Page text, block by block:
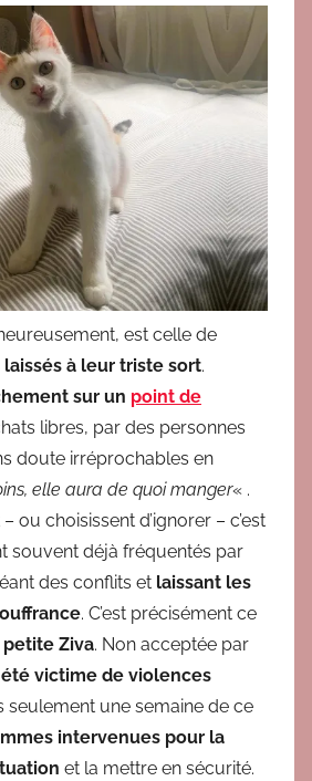
eureusement, est celle de
laissés à leur triste sort.
sur un point de
libres, par des personnes
doute irréprochables en
ins, elle aura de quoi manger« .
ou choisissent d’ignorer – c’est
souvent déjà fréquentés par
des conflits et laissant les
ouffrance. C’est précisément ce
petite Ziva. Non acceptée par
été victime de violences
seulement une semaine de ce
intervenues pour la
et la mettre en sécurité.